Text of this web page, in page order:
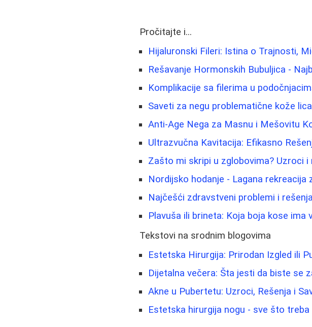
Pročitajte i...
Hijaluronski Fileri: Istina o Trajnosti,
Rešavanje Hormonskih Bubuljica -
Komplikacije sa filerima u
Saveti za negu problematične kože lica
Anti-Age Nega za Masnu i Mešovitu
Ultrazvučna Kavitacija: Efikasno
Zašto mi skripi u zglobovima? Uzroci
Nordijsko hodanje - Lagana rekreacija
Najčešći zdravstveni problemi i
Plavuša ili brineta: Koja boja kose ima
Tekstovi na srodnim blogovima
Estetska Hirurgija: Prirodan Izgled ili
Dijetalna večera: Šta jesti da biste se
Akne u Pubertetu: Uzroci, Rešenja i
Estetska hirurgija nogu - sve što treba